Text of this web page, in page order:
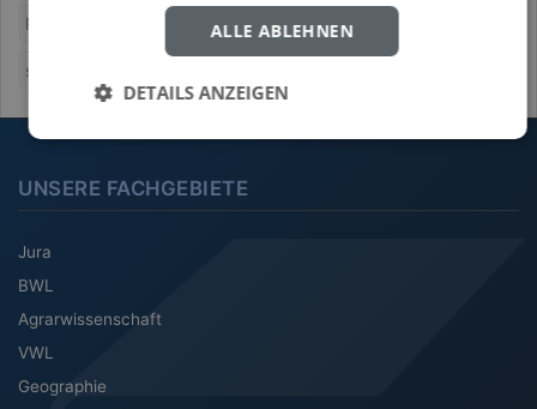
Parasoziale Interaktion Selbstgesteuertes Lernen
social agency theory
UNSERE FACHGEBIETE
Jura
BWL
Agrarwissenschaft
VWL
Geographie
ALLE ABLEHNEN
DETAILS ANZEIGEN